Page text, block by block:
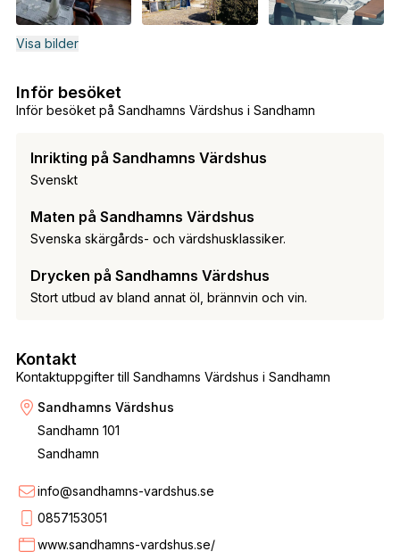
Visa bilder
Inför besöket på Sandhamns Värdshus i Sandhamn
Inför besöket
Inrikting på Sandhamns Värdshus
Svenskt
Maten på Sandhamns Värdshus
Svenska skärgårds- och värdshusklassiker.
Drycken på Sandhamns Värdshus
Stort utbud av bland annat öl, brännvin och vin.
Kontaktuppgifter till Sandhamns Värdshus i Sandhamn
Kontakt
Sandhamns Värdshus
Sandhamn 101
Sandhamn
info@sandhamns-vardshus.se
0857153051
www.sandhamns-vardshus.se/